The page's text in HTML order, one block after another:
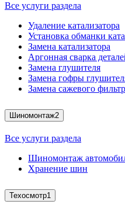
Все услуги раздела
Удаление катализатора
Установка обманки
Замена катализатора
Аргонная сварка
Замена глушителя
Замена гофры
Замена сажевого
Шиномонтаж2
Все услуги раздела
Шиномонтаж
Хранение шин
Техосмотр1